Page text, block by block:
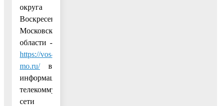
округа
Воскресенск
Московской
области -
https://vos-
mo.ru/в
информационно-
телекоммуникационной
сети